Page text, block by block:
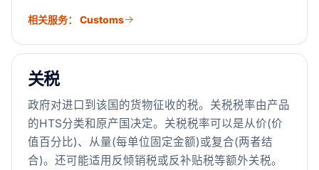
相关服务： Customs
关税
政府对进口到该国的货物征收的税。关税税率由产品
的HTS分类和原产国决定。关税税率可以是从价(价
值百分比)、从量(每单位固定金额)或复合(两者结
合)。还可能适用反倾销税或反补贴税等额外关税。